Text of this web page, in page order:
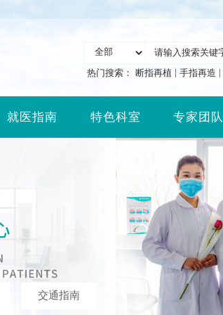
热门搜索： 断指再植 | 手指再造 |
就医指南 特色科室 专家团队
交通指南